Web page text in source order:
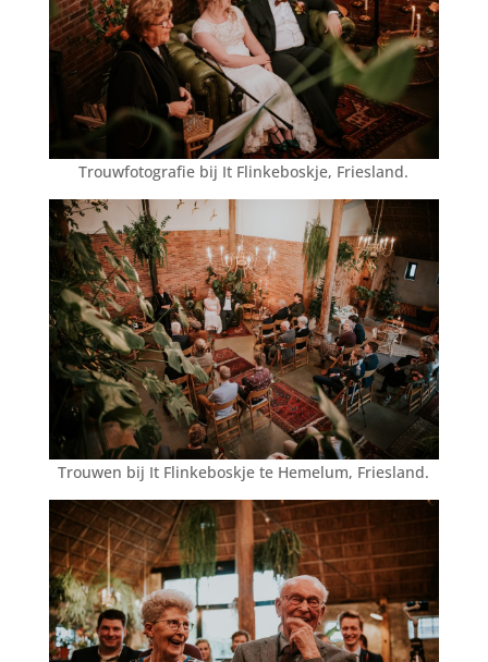
Trouwfotografie bij It Flinkeboskje, Friesland.
Trouwen bij It Flinkeboskje te Hemelum, Friesland.